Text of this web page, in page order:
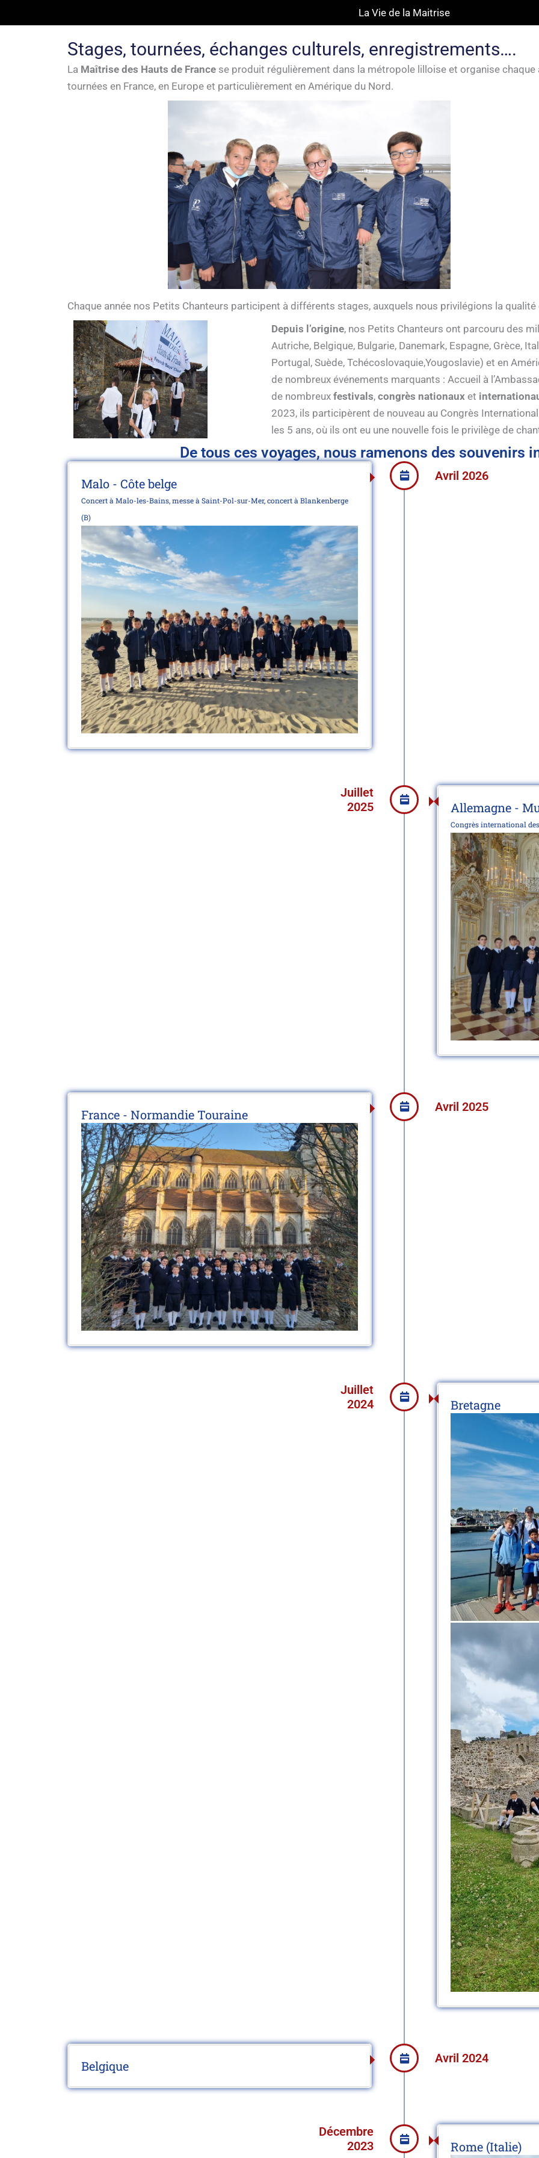
to
La Vie de la Maitrise
Stages, tournées, échanges culturels, enregistrements….
La Maîtrise des Hauts de France se produit régulièrement dans la métropole lilloise et organise chaque
tournées en France, en Europe et particulièrement en Amérique du Nord.
Chaque année nos Petits Chanteurs participent à différents stages, auxquels nous privilégions la qualité
Depuis l’origine, nos Petits Chanteurs ont parcouru des
Autriche, Belgique, Bulgarie, Danemark, Espagne, Grèce,
Portugal, Suède, Tchécoslovaquie,Yougoslavie) et en
de nombreux événements marquants : Accueil à
de nombreux festivals, congrès nationaux et
2023, ils participèrent de nouveau au Congrès
les 5 ans, où ils ont eu une nouvelle fois le privilège de
De tous ces voyages, nous ramenons des souvenirs
Avril 2026
Malo - Côte belge
Concert à Malo-les-Bains, messe à Saint-Pol-sur-Mer, concert à Blankenberge
(B)
Juillet
2025
Allemagne -
Congrès international
Avril 2025
France - Normandie Touraine
Juillet
2024
Bretagne
Avril 2024
Belgique
Décembre
2023
Rome (Italie)